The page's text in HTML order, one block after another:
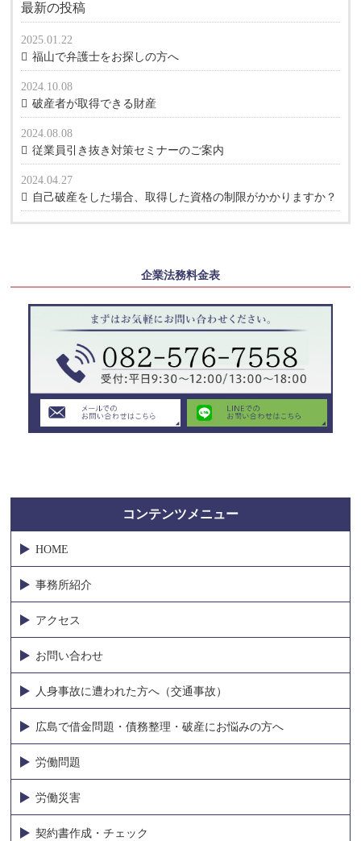
最新の投稿
2025.01.22
福山で弁護士をお探しの方へ
2024.10.08
破産者が取得できる財産
2024.08.08
従業員引き抜き対策セミナーのご案内
2024.04.27
自己破産をした場合、取得した資格の制限がかかりますか？
企業法務料金表
コンテンツメニュー
HOME
事務所紹介
アクセス
お問い合わせ
人身事故に遭われた方へ（交通事故）
広島で借金問題・債務整理・破産にお悩みの方へ
労働問題
労働災害
契約書作成・チェック